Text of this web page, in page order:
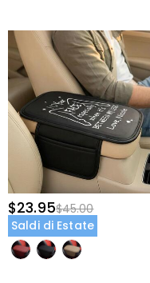
$23.95$45.00
Saldi di Estate